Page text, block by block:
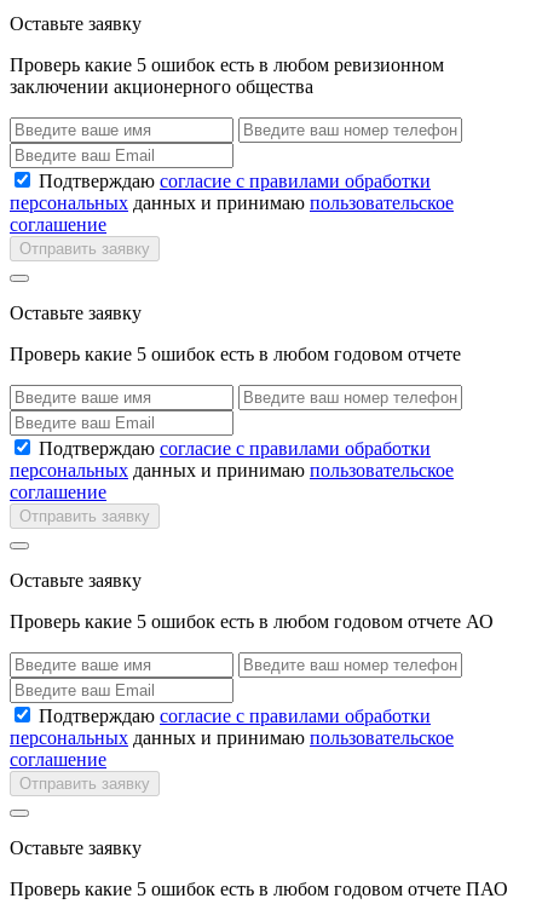
Оставьте заявку
Проверь какие 5 ошибок есть в любом ревизионном
заключении акционерного общества
Подтверждаю согласие с правилами обработки
персональных данных и принимаю пользовательское
соглашение
Отправить заявку
Оставьте заявку
Проверь какие 5 ошибок есть в любом годовом отчете
Подтверждаю согласие с правилами обработки
персональных данных и принимаю пользовательское
соглашение
Отправить заявку
Оставьте заявку
Проверь какие 5 ошибок есть в любом годовом отчете АО
Подтверждаю согласие с правилами обработки
персональных данных и принимаю пользовательское
соглашение
Отправить заявку
Оставьте заявку
Проверь какие 5 ошибок есть в любом годовом отчете ПАО